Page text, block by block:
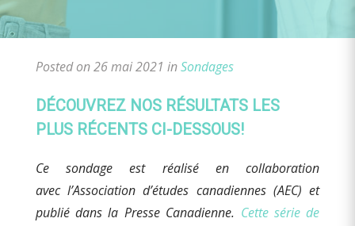
Posted on 26 mai 2021 inSondages
DÉCOUVREZ NOS RÉSULTATS LES
PLUS RÉCENTS CI-DESSOUS!
Ce sondage est réalisé en collaboration
avec l’Association d’études canadiennes (AEC) et
publié dans la Presse Canadienne. Cette série de